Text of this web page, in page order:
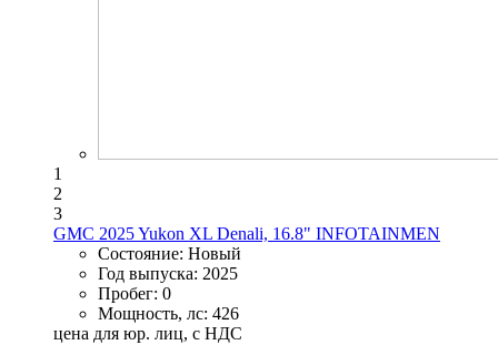
1
2
3
GMC 2025 Yukon XL Denali, 16.8" INFOTAINMEN
Состояние: Новый
Год выпуска: 2025
Пробег: 0
Мощность, лс: 426
цена для юр. лиц, с НДС